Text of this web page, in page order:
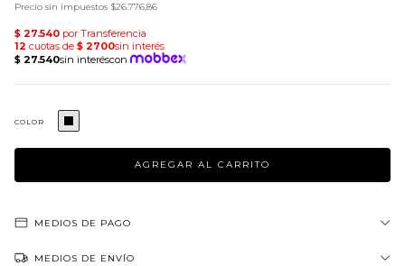
Precio sin impuestos $26.776,86
COLOR
MEDIOS DE PAGO
MEDIOS DE ENVÍO